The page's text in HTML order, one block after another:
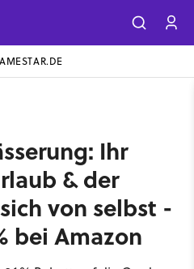
Ihr
& der
von selbst -
bei Amazon